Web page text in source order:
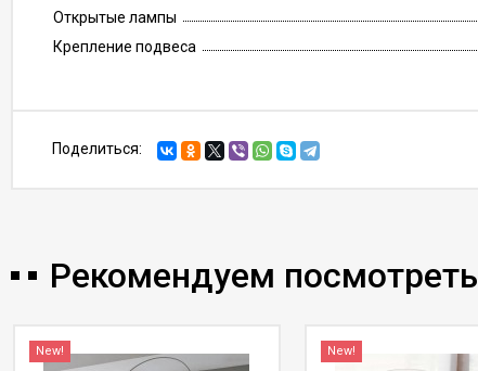
Открытые лампы
Крепление подвеса
Поделиться:
Рекомендуем посмотреть
New! New!